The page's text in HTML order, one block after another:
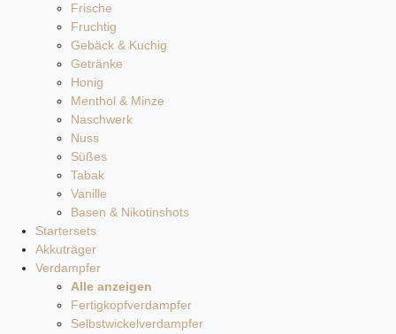
Frische
Fruchtig
Gebäck & Kuchig
Getränke
Honig
Menthol & Minze
Naschwerk
Nuss
Süßes
Tabak
Vanille
Basen & Nikotinshots
Startersets
Akkuträger
Verdampfer
Alle anzeigen
Fertigkopfverdampfer
Selbstwickelverdampfer